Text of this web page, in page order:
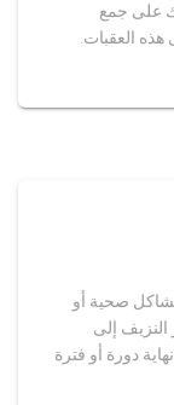
على جمع
العقبات.
صحية أو
إلى
دورة أو فترة